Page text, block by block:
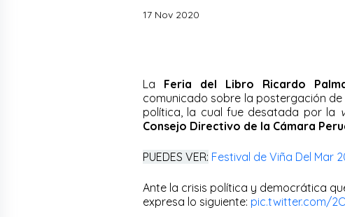
17 Nov 2020
La Feria del Libro Ricardo
comunicado sobre la postergación de
política, la cual fue desatada por la
Consejo Directivo de la Cámara
PUEDES VER: Festival de Viña Del Mar
Ante la crisis política y democrática
expresa lo siguiente: pic.twitter.com/